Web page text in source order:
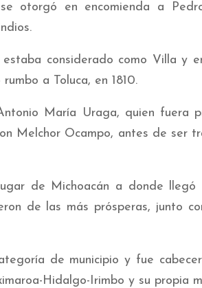
otorgó en encomienda a
considerado como Villa y
a Toluca, en 1810.
María Uraga, quien fuera
Melchor Ocampo, antes de ser
de Michoacán a donde llegó
de las más prósperas, junto
de municipio y fue
Hidalgo-Irimbo y su propia